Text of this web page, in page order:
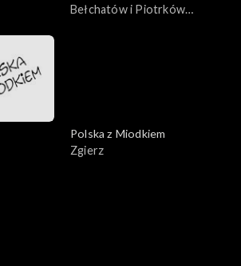
Bełchatów i Piotrków
Polska z Miodkiem
Zgierz